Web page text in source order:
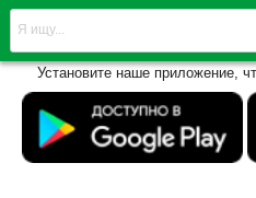
Установите наше приложение,